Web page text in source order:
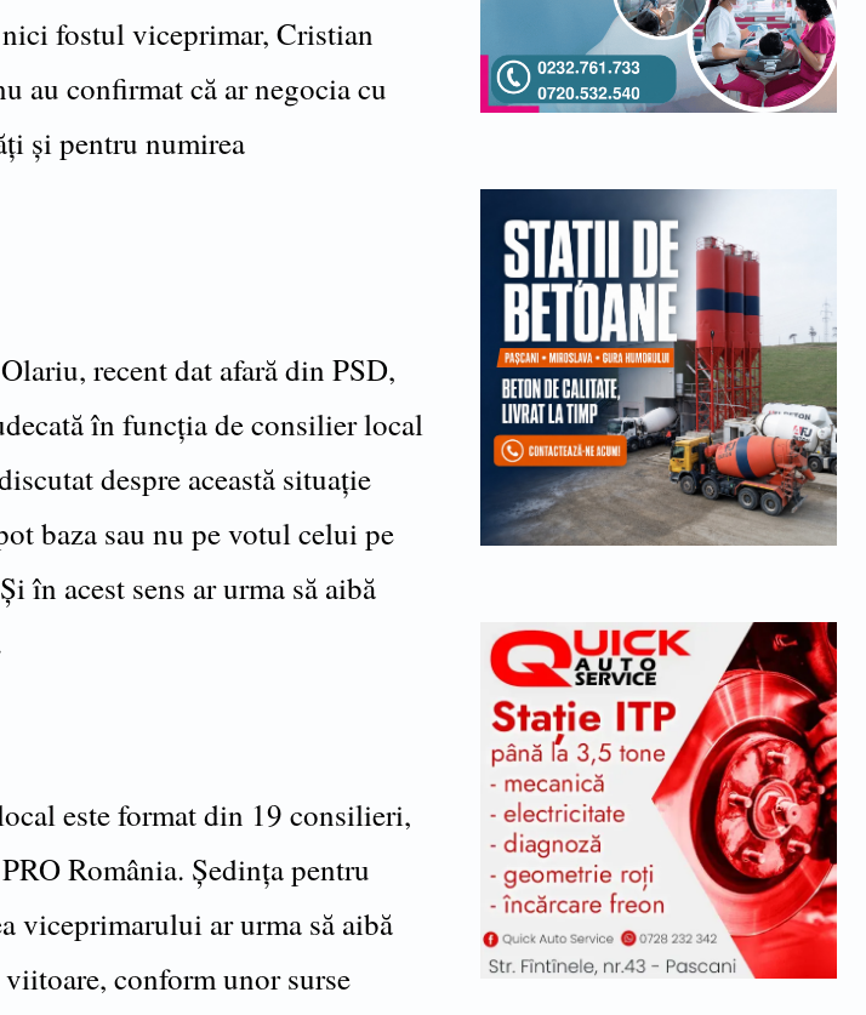
fostul viceprimar, Cristian
au confirmat că ar negocia cu
și pentru numirea
recent dat afară din PSD,
în funcția de consilier local
despre această situație
baza sau nu pe votul celui pe
în acest sens ar urma să aibă
este format din 19 consilieri,
România. Ședința pentru
viceprimarului ar urma să aibă
conform unor surse